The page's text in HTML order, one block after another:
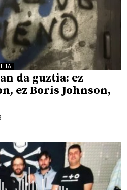
da guztia: ez
ez Boris Johnson,